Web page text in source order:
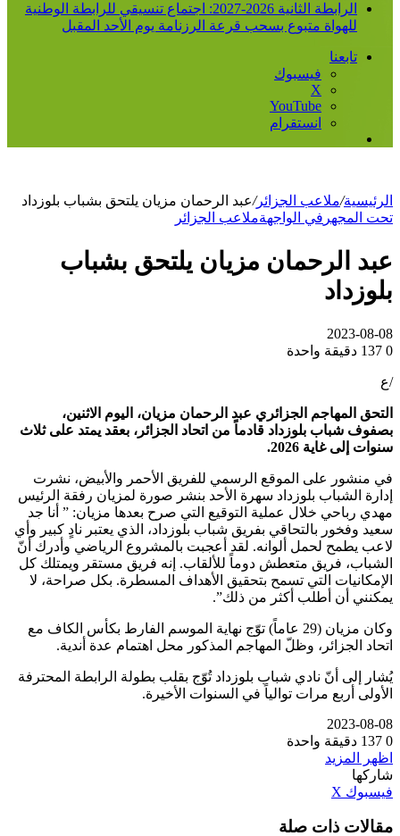
الرابطة الثانية 2026-2027: اجتماع تنسيقي للرابطة الوطنية
للهواة متبوع بسحب قرعة الرزنامة يوم الأحد المقبل
تابعنا
فيسبوك
‫X
‫YouTube
انستقرام
الرئيسية/ملاعب الجزائر/عبد الرحمان مزيان يلتحق بشباب بلوزداد
تحت المجهر في الواجهةملاعب الجزائر
عبد الرحمان مزيان يلتحق بشباب
بلوزداد
2023-08-08
0
دقيقة واحدة
/ع
التحق المهاجم الجزائري عبد الرحمان مزيان، اليوم الاثنين،
بصفوف شباب بلوزداد قادماً من اتحاد الجزائر، بعقد يمتد على ثلاث
سنوات إلى غاية 2026.
في منشور على الموقع الرسمي للفريق الأحمر والأبيض، نشرت
إدارة الشباب بلوزداد سهرة الأحد بنشر صورة لمزيان رفقة الرئيس
مهدي رباحي خلال عملية التوقيع التي صرح بعدها مزيان: ” أنا جد
سعيد وفخور بالتحاقي بفريق شباب بلوزداد، الذي يعتبر نادٍ كبير وأي
لاعب يطمح لحمل ألوانه. لقد أعجبت بالمشروع الرياضي وأدرك أنّ
الشباب، فريق متعطش دوماً للألقاب. إنه فريق مستقر ويمتلك كل
الإمكانيات التي تسمح بتحقيق الأهداف المسطرة. بكل صراحة، لا
يمكنني أن أطلب أكثر من ذلك”.
وكان مزيان (29 عاماً) توّج نهاية الموسم الفارط بكأس الكاف مع
اتحاد الجزائر، وظلّ المهاجم المذكور محل اهتمام عدة أندية.
يُشار إلى أنّ نادي شباب بلوزداد تُوّج بقلب بطولة الرابطة المحترفة
الأولى أربع مرات توالياً في السنوات الأخيرة.
2023-08-08
0
دقيقة واحدة
اظهر المزيد
شاركها
فيسبوك ‫X
البريد
مقالات ذات صلة